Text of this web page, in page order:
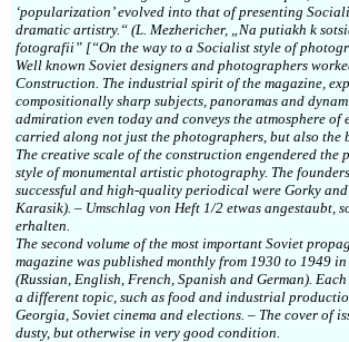
‘popularization’ evolved into that of presenting
dramatic artistry.“ (L. Mezhericher, „Na putiakh k
fotografii” [“On the way to a Socialist style of
Well known Soviet designers and photographers
Construction. The industrial spirit of the magazine,
compositionally sharp subjects, panoramas and
admiration even today and conveys the atmosphere of
carried along not just the photographers, but also the
The creative scale of the construction engendered the
style of monumental artistic photography. The
successful and high-quality periodical were Gorky
Karasik). – Umschlag von Heft 1/2 etwas angestaubt,
erhalten.
The second volume of the most important Soviet
magazine was published monthly from 1930 to 1949
(Russian, English, French, Spanish and German).
a different topic, such as food and industrial
Georgia, Soviet cinema and elections. – The cover of
dusty, but otherwise in very good condition.